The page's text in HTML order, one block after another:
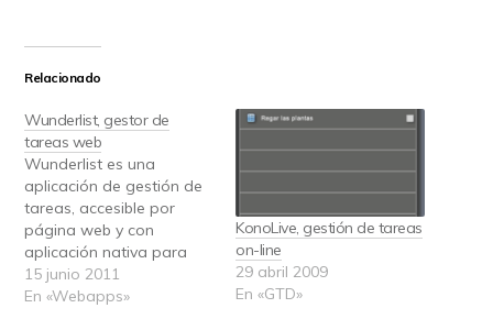
Relacionado
Wunderlist, gestor de
tareas web
Wunderlist es una
aplicación de gestión de
tareas, accesible por
página web y con
aplicación nativa para
varios dispositivos
móviles y sistemas
15 junio 2011
En «Webapps»
KonoLive, gestión de tareas
on-line
29 abril 2009
En «GTD»